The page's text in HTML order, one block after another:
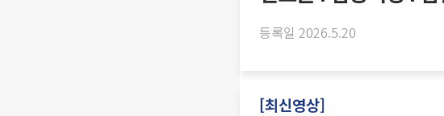
등록일 2026.5.20
[최신영상]